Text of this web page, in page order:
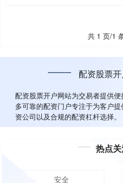
共 1 页/1
配资股票
配资股票开户网站为交易者提供
多可靠的配资门户专注于为客户
资公司以及合规的配资杠杆选择。
热点
安全